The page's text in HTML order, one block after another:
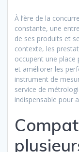
À l’ère de la
constante, une
de ses produits et
contexte, les
occupent une
et améliorer les
instrument de
service de
indispensable pour